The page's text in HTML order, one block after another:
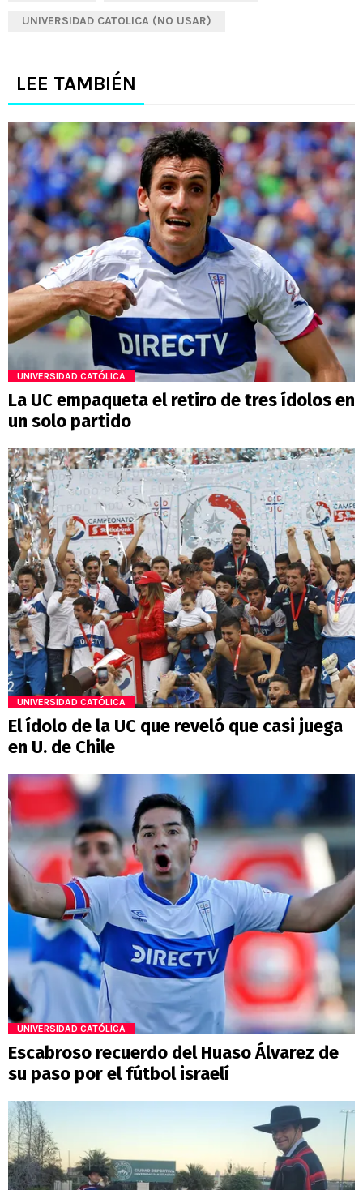
UNIVERSIDAD CATOLICA (NO USAR)
LEE TAMBIÉN
UNIVERSIDAD CATÓLICA
La UC empaqueta el retiro de tres ídolos en
un solo partido
UNIVERSIDAD CATÓLICA
El ídolo de la UC que reveló que casi juega
en U. de Chile
UNIVERSIDAD CATÓLICA
Escabroso recuerdo del Huaso Álvarez de
su paso por el fútbol israelí